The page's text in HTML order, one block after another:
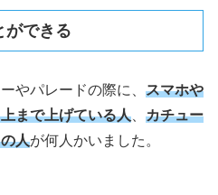
ができる
やパレードの際に、 スマホや
まで上げている人
カチュー
人が何人かいました。